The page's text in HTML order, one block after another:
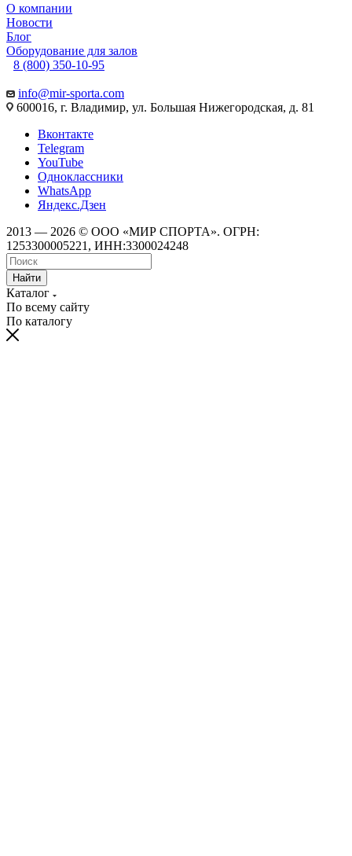
О компании
Новости
Блог
Оборудование для залов
8 (800) 350-10-95
info@mir-sporta.com
600016, г. Владимир, ул. Большая Нижегородская, д. 81
Вконтакте
Telegram
YouTube
Одноклассники
WhatsApp
Яндекс.Дзен
2013 — 2026 © ООО «МИР СПОРТА». ОГРН:
1253300005221, ИНН:3300024248
Найти
Каталог
По всему сайту
По каталогу